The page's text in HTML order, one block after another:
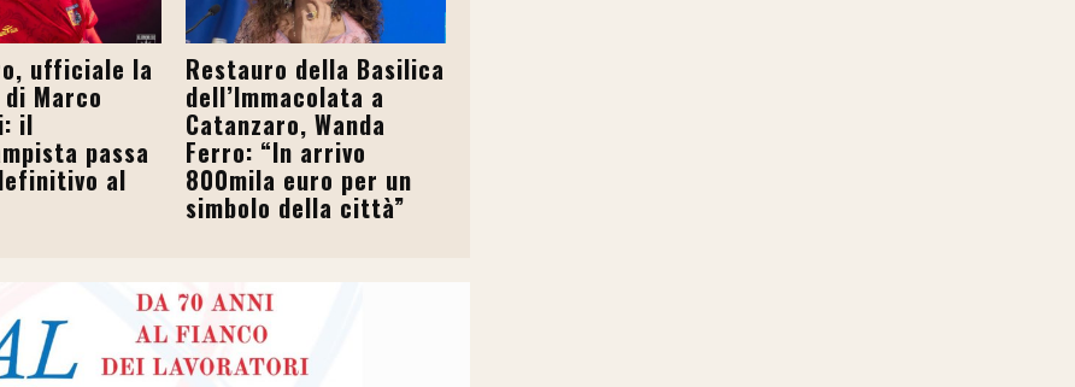
ufficiale la
Marco
il
passa
al
Restauro della Basilica
dell’Immacolata a
Catanzaro, Wanda
Ferro: “In arrivo
800mila euro per un
simbolo della città”